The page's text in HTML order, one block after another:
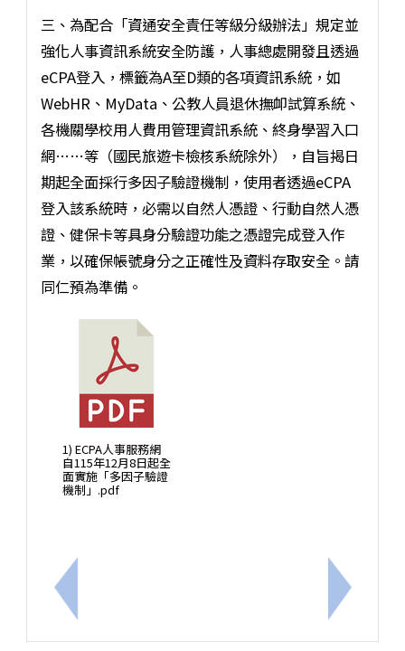
上一筆：公務人員退休撫卹基金管理局115年8月26
三、為配合「資通安全責任等級分級辦法」規定並
強化人事資訊系統安全防護，人事總處開發且透過
eCPA登入，標籤為A至D類的各項資訊系統，如
WebHR、MyData、公教人員退休撫卹試算系統、
各機關學校用人費用管理資訊系統、終身學習入口
網……等（國民旅遊卡檢核系統除外），自旨揭日
期起全面採行多因子驗證機制，使用者透過eCPA
登入該系統時，必需以自然人憑證、行動自然人憑
證、健保卡等具身分驗證功能之憑證完成登入作
業，以確保帳號身分之正確性及資料存取安全。請
同仁預為準備。
1) ECPA人事服務網
自115年12月8日起全
面實施「多因子驗證
機制」.pdf
下一筆：